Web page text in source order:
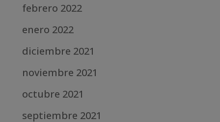
febrero 2022
enero 2022
diciembre 2021
noviembre 2021
octubre 2021
septiembre 2021